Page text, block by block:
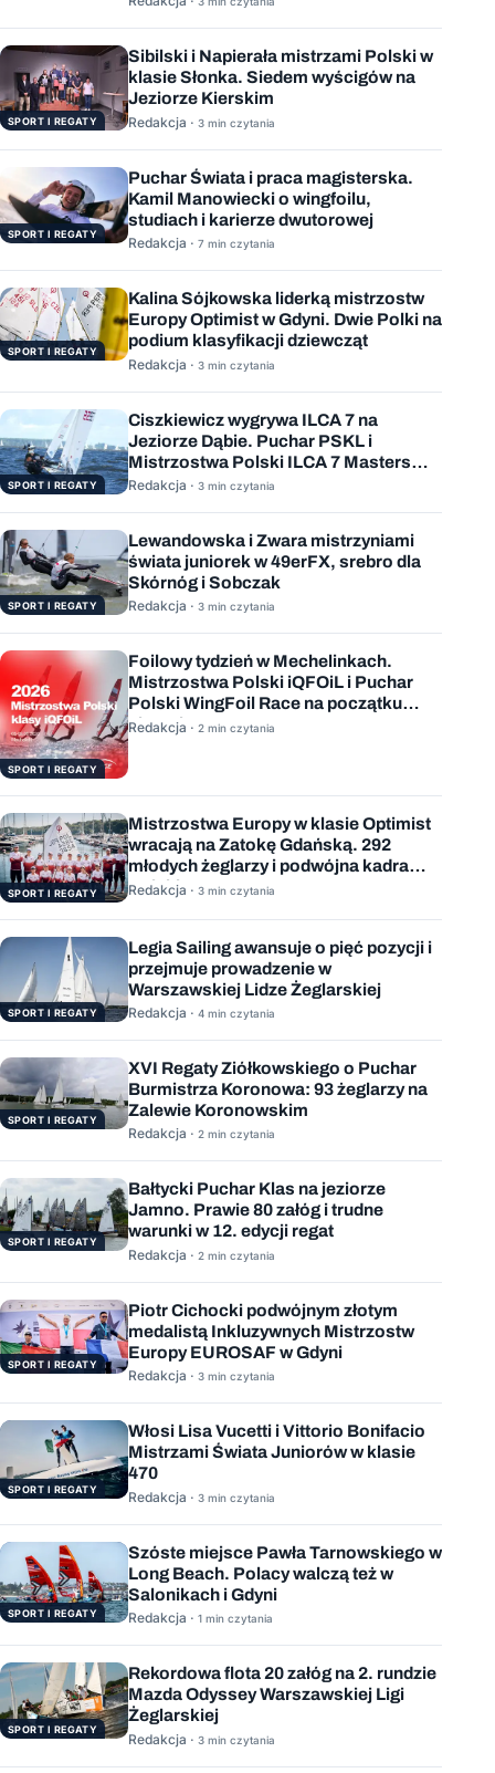
SPORT I REGATY
Sibilski i Napierała mistrzami Polski w
klasie Słonka. Siedem wyścigów na
Jeziorze Kierskim
Redakcja · 3 min czytania
SPORT I REGATY
Puchar Świata i praca magisterska.
Kamil Manowiecki o wingfoilu,
studiach i karierze dwutorowej
Redakcja · 7 min czytania
SPORT I REGATY
Kalina Sójkowska liderką mistrzostw
Europy Optimist w Gdyni. Dwie Polki na
podium klasyfikacji dziewcząt
Redakcja · 3 min czytania
SPORT I REGATY
Ciszkiewicz wygrywa ILCA 7 na
Jeziorze Dąbie. Puchar PSKL i
Mistrzostwa Polski ILCA 7 Masters
rozstrzygnięte
Redakcja · 3 min czytania
SPORT I REGATY
Lewandowska i Zwara mistrzyniami
świata juniorek w 49erFX, srebro dla
Skórnóg i Sobczak
Redakcja · 3 min czytania
SPORT I REGATY
Foilowy tydzień w Mechelinkach.
Mistrzostwa Polski iQFOiL i Puchar
Polski WingFoil Race na początku
sierpnia
Redakcja · 2 min czytania
SPORT I REGATY
Mistrzostwa Europy w klasie Optimist
wracają na Zatokę Gdańską. 292
młodych żeglarzy i podwójna kadra
Polski
Redakcja · 3 min czytania
SPORT I REGATY
Legia Sailing awansuje o pięć pozycji i
przejmuje prowadzenie w
Warszawskiej Lidze Żeglarskiej
Redakcja · 4 min czytania
SPORT I REGATY
XVI Regaty Ziółkowskiego o Puchar
Burmistrza Koronowa: 93 żeglarzy na
Zalewie Koronowskim
Redakcja · 2 min czytania
SPORT I REGATY
Bałtycki Puchar Klas na jeziorze
Jamno. Prawie 80 załóg i trudne
warunki w 12. edycji regat
Redakcja · 2 min czytania
SPORT I REGATY
Piotr Cichocki podwójnym złotym
medalistą Inkluzywnych Mistrzostw
Europy EUROSAF w Gdyni
Redakcja · 3 min czytania
SPORT I REGATY
Włosi Lisa Vucetti i Vittorio Bonifacio
Mistrzami Świata Juniorów w klasie
470
Redakcja · 3 min czytania
SPORT I REGATY
Szóste miejsce Pawła Tarnowskiego w
Long Beach. Polacy walczą też w
Salonikach i Gdyni
Redakcja · 1 min czytania
SPORT I REGATY
Rekordowa flota 20 załóg na 2. rundzie
Mazda Odyssey Warszawskiej Ligi
Żeglarskiej
Redakcja · 3 min czytania